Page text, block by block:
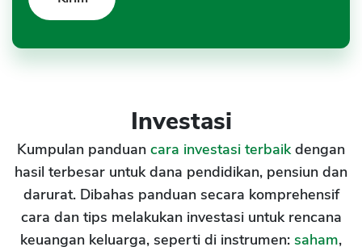
Investasi
Kumpulan panduan cara investasi terbaikdengan
hasil terbesar untuk dana pendidikan, pensiun dan
darurat. Dibahas panduan secara komprehensif
cara dan tips melakukan investasi untuk rencana
keuangan keluarga, seperti di instrumen: saham,